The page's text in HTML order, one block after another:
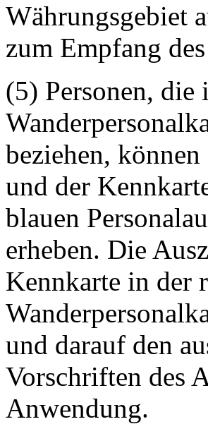
Währungsgebiet
zum Empfang
(5) Personen,
beziehen,
und der
blauen
erheben. Die
Kennkarte in der
und darauf den
Vorschriften des
Anwendung.